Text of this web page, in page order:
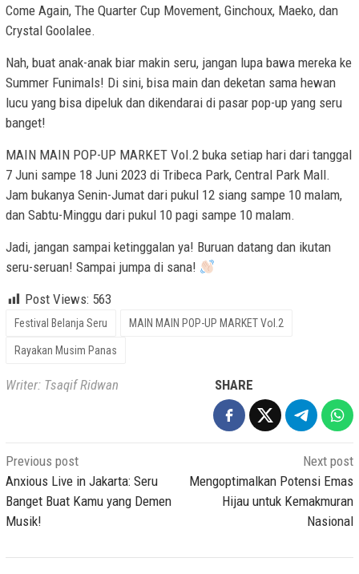
Come Again, The Quarter Cup Movement, Ginchoux, Maeko, dan
Crystal Goolalee.
Nah, buat anak-anak biar makin seru, jangan lupa bawa mereka ke
Summer Funimals! Di sini, bisa main dan deketan sama hewan
lucu yang bisa dipeluk dan dikendarai di pasar pop-up yang seru
banget!
MAIN MAIN POP-UP MARKET Vol.2 buka setiap hari dari tanggal
7 Juni sampe 18 Juni 2023 di Tribeca Park, Central Park Mall.
Jam bukanya Senin-Jumat dari pukul 12 siang sampe 10 malam,
dan Sabtu-Minggu dari pukul 10 pagi sampe 10 malam.
Jadi, jangan sampai ketinggalan ya! Buruan datang dan ikutan
seru-seruan! Sampai jumpa di sana!
Post Views: 563
Festival Belanja Seru MAIN MAIN POP-UP MARKET Vol.2
Rayakan Musim Panas
Writer: Tsaqif Ridwan SHARE
Post
navigation
Previous post
Anxious Live in Jakarta: Seru
Banget Buat Kamu yang Demen
Musik!
Next post
Mengoptimalkan Potensi Emas
Hijau untuk Kemakmuran
Nasional